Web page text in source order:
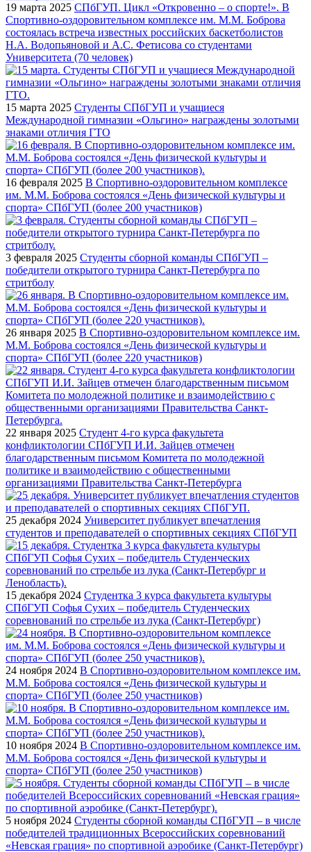
19 марта 2025 СПбГУП. Цикл «Откровенно – о спорте!». В
Спортивно-оздоровительном комплексе им. М.М. Боброва
состоялась встреча известных российских баскетболистов
Н.А. Водопьяновой и А.С. Фетисова со студентами
Университета (70 человек)
15 марта 2025 Студенты СПбГУП и учащиеся
Международной гимназии «Ольгино» награждены золотыми
знаками отличия ГТО
16 февраля 2025 В Спортивно-оздоровительном комплексе
им. М.М. Боброва состоялся «День физической культуры и
спорта» СПбГУП (более 200 участников)
3 февраля 2025 Студенты сборной команды СПбГУП –
победители открытого турнира Санкт-Петербурга по
стритболу
26 января 2025 В Спортивно-оздоровительном комплексе им.
М.М. Боброва состоялся «День физической культуры и
спорта» СПбГУП (более 220 участников)
22 января 2025 Студент 4-го курса факультета
конфликтологии СПбГУП И.И. Зайцев отмечен
благодарственным письмом Комитета по молодежной
политике и взаимодействию с общественными
организациями Правительства Санкт-Петербурга
25 декабря 2024 Университет публикует впечатления
студентов и преподавателей о спортивных секциях СПбГУП
15 декабря 2024 Студентка 3 курса факультета культуры
СПбГУП Софья Сухих – победитель Студенческих
соревнований по стрельбе из лука (Санкт-Петербург)
24 ноября 2024 В Спортивно-оздоровительном комплексе им.
М.М. Боброва состоялся «День физической культуры и
спорта» СПбГУП (более 250 участников)
10 ноября 2024 В Спортивно-оздоровительном комплексе им.
М.М. Боброва состоялся «День физической культуры и
спорта» СПбГУП (более 250 участников)
5 ноября 2024 Студенты сборной команды СПбГУП – в числе
победителей традиционных Всероссийских соревнований
«Невская грация» по спортивной аэробике (Санкт-Петербург)